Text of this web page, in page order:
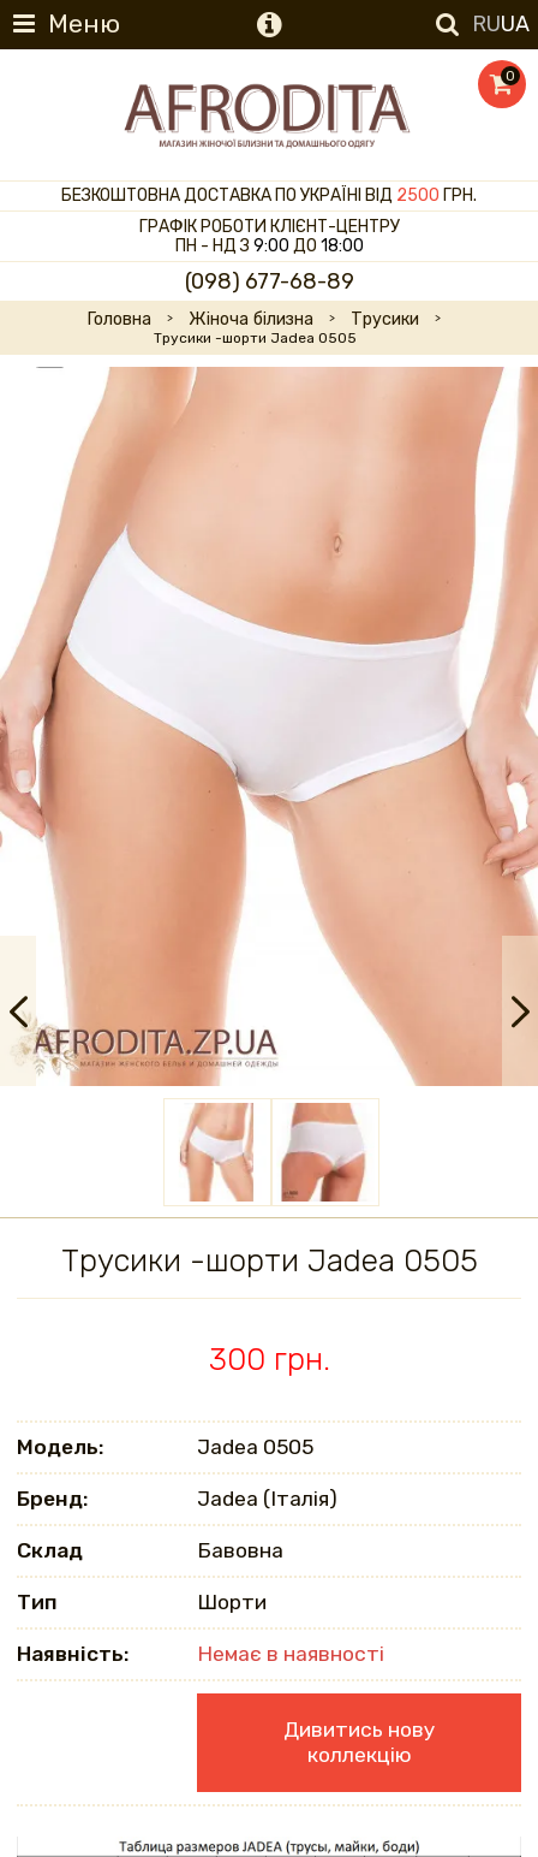
Меню RUUA
0
БЕЗКОШТОВНА ДОСТАВКА ПО УКРАЇНІ ВІД 2500 ГРН.
ГРАФІК РОБОТИ КЛІЄНТ-ЦЕНТРУ
ПН - НД З 9:00 ДО 18:00
(098) 677-68-89
Головна Жіноча білизна Трусики
Трусики -шорти Jadea 0505
Трусики -шорти Jadea 0505
300 грн.
Модель: Jadea 0505
Бренд: Jadea (Італія)
Склад Бавовна
Тип Шорти
Наявність: Немає в наявності
Дивитись нову
коллекцію